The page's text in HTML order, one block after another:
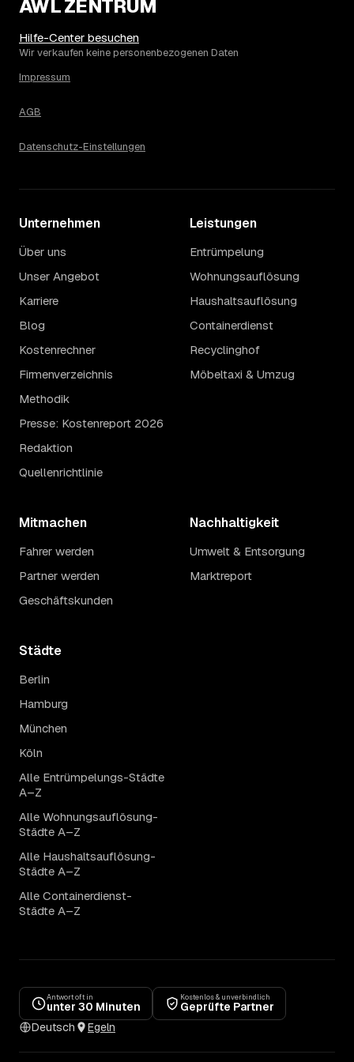
AWL ZENTRUM
Hilfe-Center besuchen
Wir verkaufen keine personenbezogenen Daten
Impressum
AGB
Datenschutz-Einstellungen
Unternehmen
Über uns
Unser Angebot
Karriere
Blog
Kostenrechner
Firmenverzeichnis
Methodik
Presse: Kostenreport 2026
Redaktion
Quellenrichtlinie
Leistungen
Entrümpelung
Wohnungsauflösung
Haushaltsauflösung
Containerdienst
Recyclinghof
Möbeltaxi & Umzug
Mitmachen
Fahrer werden
Partner werden
Geschäftskunden
Nachhaltigkeit
Umwelt & Entsorgung
Marktreport
Städte
Berlin
Hamburg
München
Köln
Alle Entrümpelungs-Städte
A–Z
Alle Wohnungsauflösung-
Städte A–Z
Alle Haushaltsauflösung-
Städte A–Z
Alle Containerdienst-
Städte A–Z
Antwort oft in
unter 30 Minuten
Kostenlos & unverbindlich
Geprüfte Partner
Deutsch
Egeln